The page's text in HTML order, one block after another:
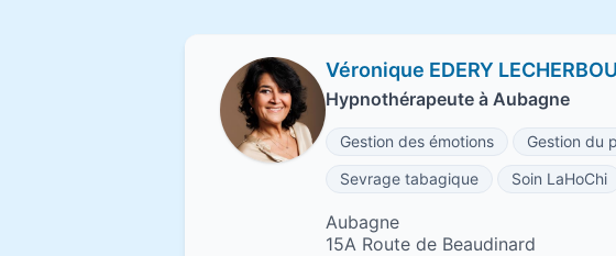
Véronique EDERY
Hypnothérapeute à Aubagne
Gestion des émotions Gestion du
Sevrage tabagique
Soin LaHoChi
Aubagne
15A Route de Beaudinard